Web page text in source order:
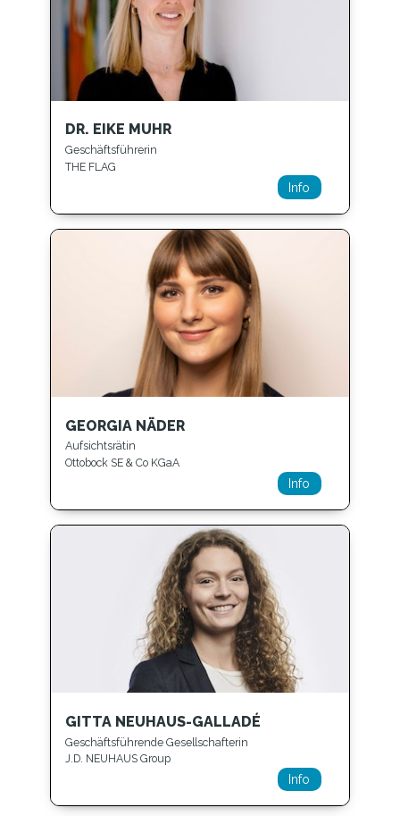
DR. EIKE MUHR
Geschäftsführerin
THE FLAG
Info
GEORGIA NÄDER
Aufsichtsrätin
Ottobock SE & Co KGaA
Info
GITTA NEUHAUS-GALLADÉ
Geschäftsführende Gesellschafterin
J.D. NEUHAUS Group
Info